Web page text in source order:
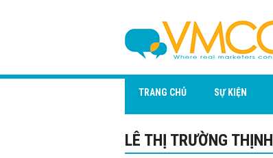
TRANG CHỦ SỰ KIỆN
LÊ THỊ TRƯỜNG THỊNH